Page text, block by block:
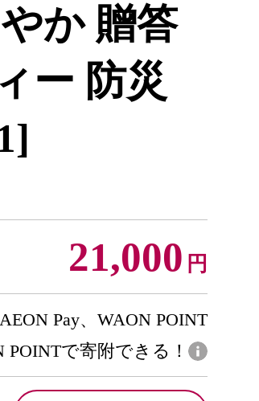
か 贈答
ー 防災
21,000 円
Pay、WAON POINT
で寄附できる！